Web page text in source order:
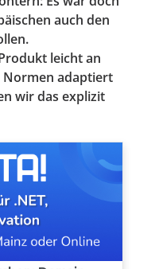
auch den
leicht an
Normen adaptiert
wir das explizit